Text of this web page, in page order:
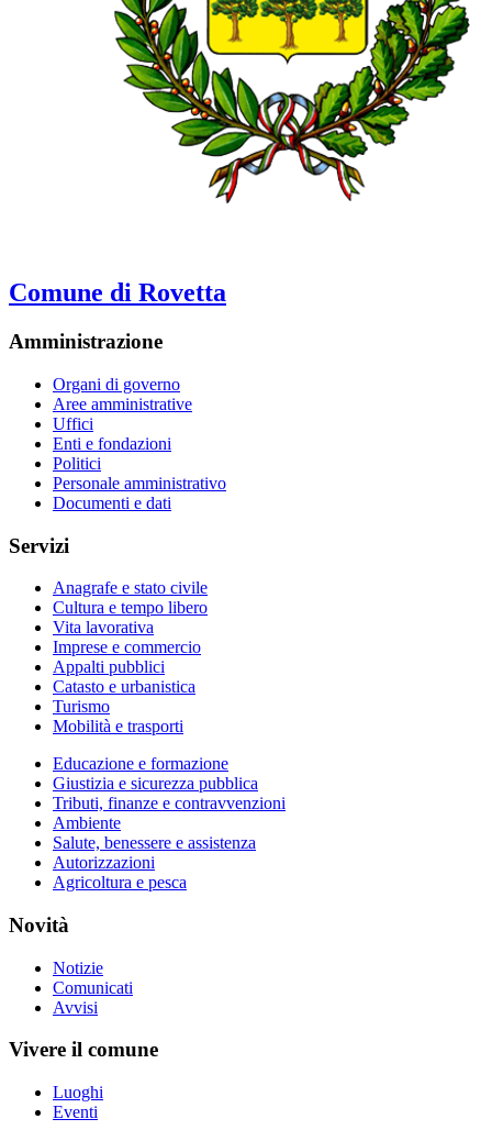
Comune di Rovetta
Amministrazione
Organi di governo
Aree amministrative
Uffici
Enti e fondazioni
Politici
Personale amministrativo
Documenti e dati
Servizi
Anagrafe e stato civile
Cultura e tempo libero
Vita lavorativa
Imprese e commercio
Appalti pubblici
Catasto e urbanistica
Turismo
Mobilità e trasporti
Educazione e formazione
Giustizia e sicurezza pubblica
Tributi, finanze e contravvenzioni
Ambiente
Salute, benessere e assistenza
Autorizzazioni
Agricoltura e pesca
Novità
Notizie
Comunicati
Avvisi
Vivere il comune
Luoghi
Eventi